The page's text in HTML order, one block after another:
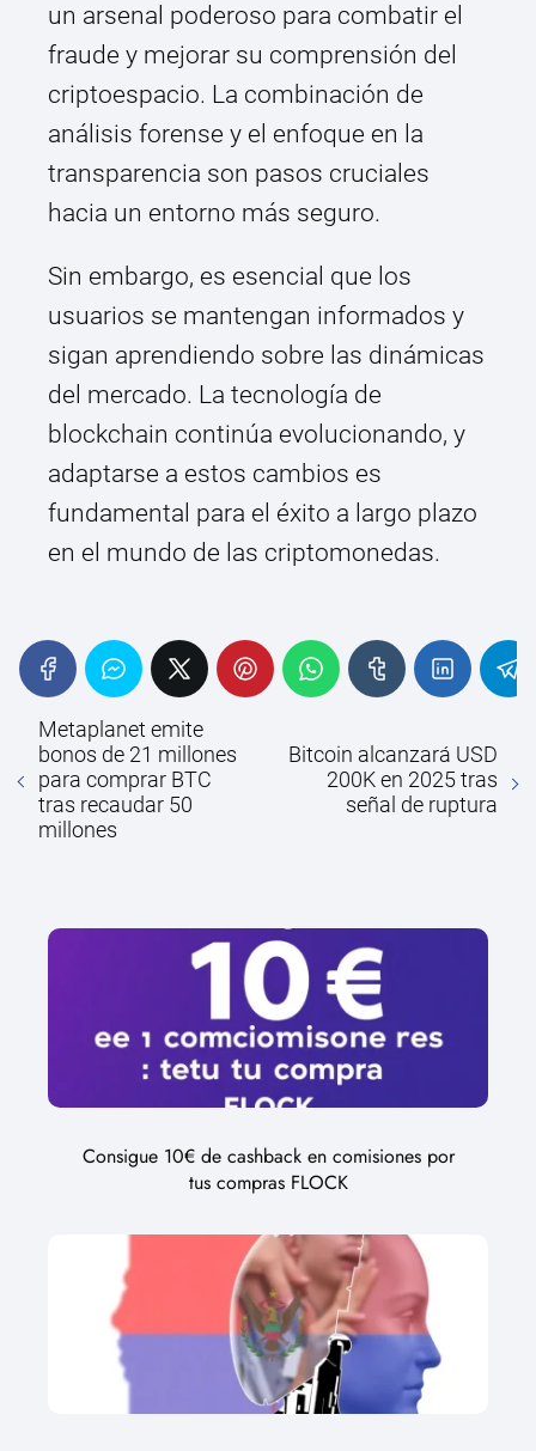
un arsenal poderoso para combatir el
fraude y mejorar su comprensión del
criptoespacio. La combinación de
análisis forense y el enfoque en la
transparencia son pasos cruciales
hacia un entorno más seguro.
Sin embargo, es esencial que los
usuarios se mantengan informados y
sigan aprendiendo sobre las dinámicas
del mercado. La tecnología de
blockchain continúa evolucionando, y
adaptarse a estos cambios es
fundamental para el éxito a largo plazo
en el mundo de las criptomonedas.
Metaplanet emite
bonos de 21 millones
para comprar BTC
tras recaudar 50
millones
Bitcoin alcanzará USD
200K en 2025 tras
señal de ruptura
Consigue 10€ de cashback en comisiones por
tus compras FLOCK